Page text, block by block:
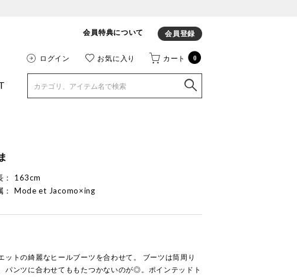
会員特典について 会員登録
ログイン お気に入り カート 0
163cm
： Mode et Jacomo×ing
ットの綺麗なヒールブーツを合わせて。 ブーツは筒周り
パンツに合わせてももたつかないのが◎。ポインテッドト